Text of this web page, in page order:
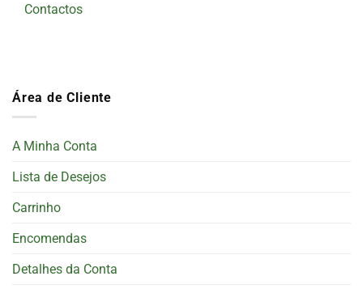
Contactos
Área de Cliente
A Minha Conta
Lista de Desejos
Carrinho
Encomendas
Detalhes da Conta